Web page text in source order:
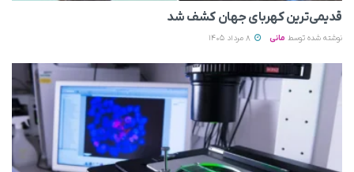
قدیمی‌ترین کهربای جهان کشف شد
نوشته شده توسط مانی